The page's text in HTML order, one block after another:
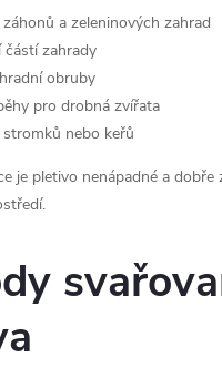
a zeleninových zahrad
částí zahrady
obruby
pro drobná zvířata
nebo keřů
je pletivo nenápadné a dobře